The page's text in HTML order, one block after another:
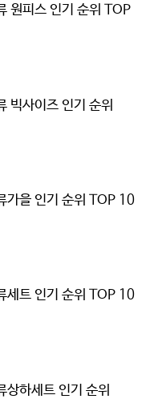
원피스 인기 순위 TOP
빅사이즈 인기 순위
가을 인기 순위 TOP 10
세트 인기 순위 TOP 10
상하세트 인기 순위